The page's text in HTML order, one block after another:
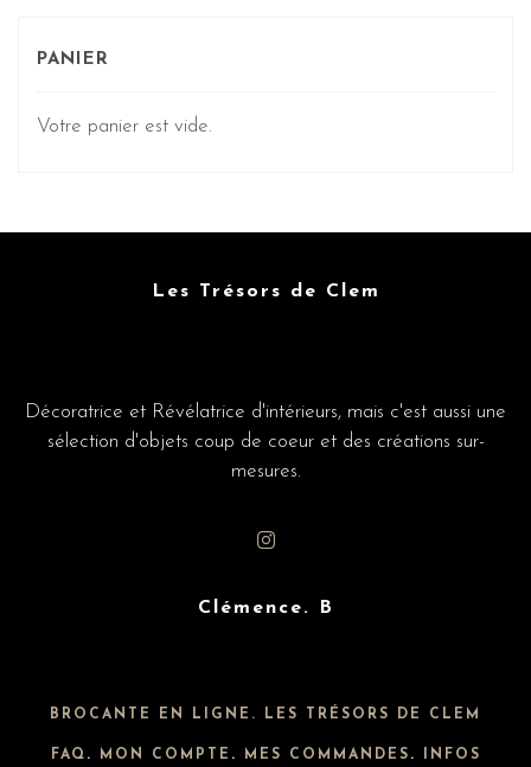
PANIER
Votre panier est vide.
Les Trésors de Clem
Décoratrice et Révélatrice d'intérieurs, mais c'est aussi une
sélection d'objets coup de coeur et des créations sur-
mesures.
Clémence. B
BROCANTE EN LIGNE. LES TRÉSORS DE CLEM
FAQ . MON COMPTE . MES COMMANDES . INFOS